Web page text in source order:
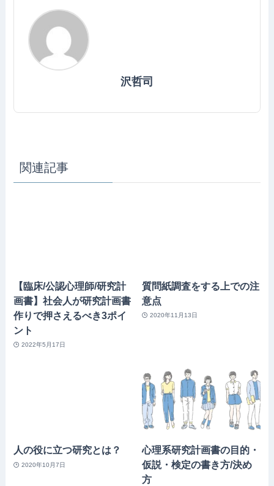
沢哲司
関連記事
【臨床/公認心理師/研究計
画書】社会人が研究計画書
作りで押さえるべき3ポイ
ント
2022年5月17日
質問紙調査をする上での注
意点
2020年11月13日
人の役に立つ研究とは？
2020年10月7日
心理系研究計画書の目的・
仮説・検定の書き方/決め
方